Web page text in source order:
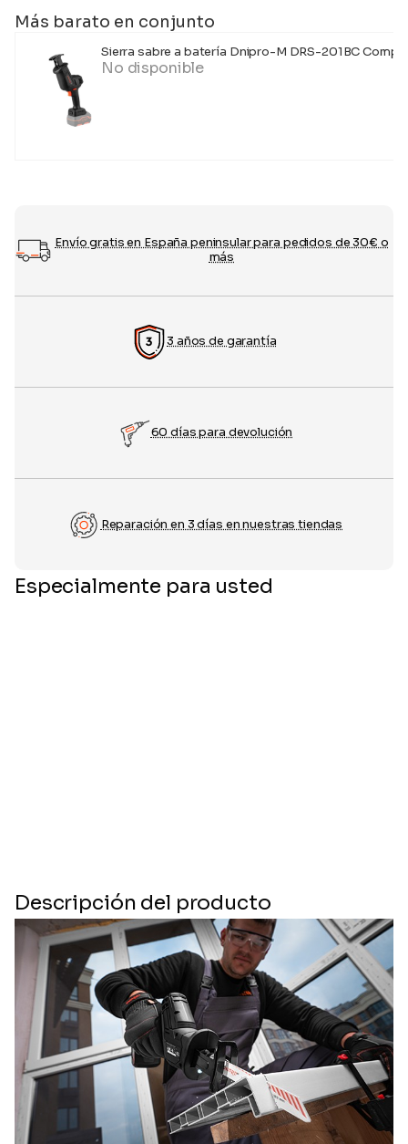
Más barato en conjunto
Sierra sabre a batería Dnipro-M DRS-201BC
No disponible
Envío gratis en España peninsular para pedidos de 30€ o
más
3 años de garantía
60 días para devolución
Reparación en 3 días en nuestras tiendas
Especialmente para usted
Descripción del producto